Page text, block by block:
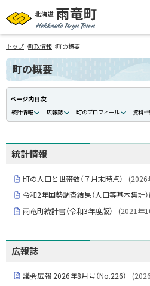
北海道 雨竜町
Hokkaido Uryu
Town
トップ ›町政情報 ›町の概要
町の概要
ページ内目次
統計情報 広報誌 町のプロフィール 資料・
統計情報
町の人口と世帯数（７月末時点） (2026
令和2年国勢調査結果（人口等基本集計
雨竜町統計書（令和3年度版）
(2021年
広報誌
議会広報 2026年8月号（No.226） (